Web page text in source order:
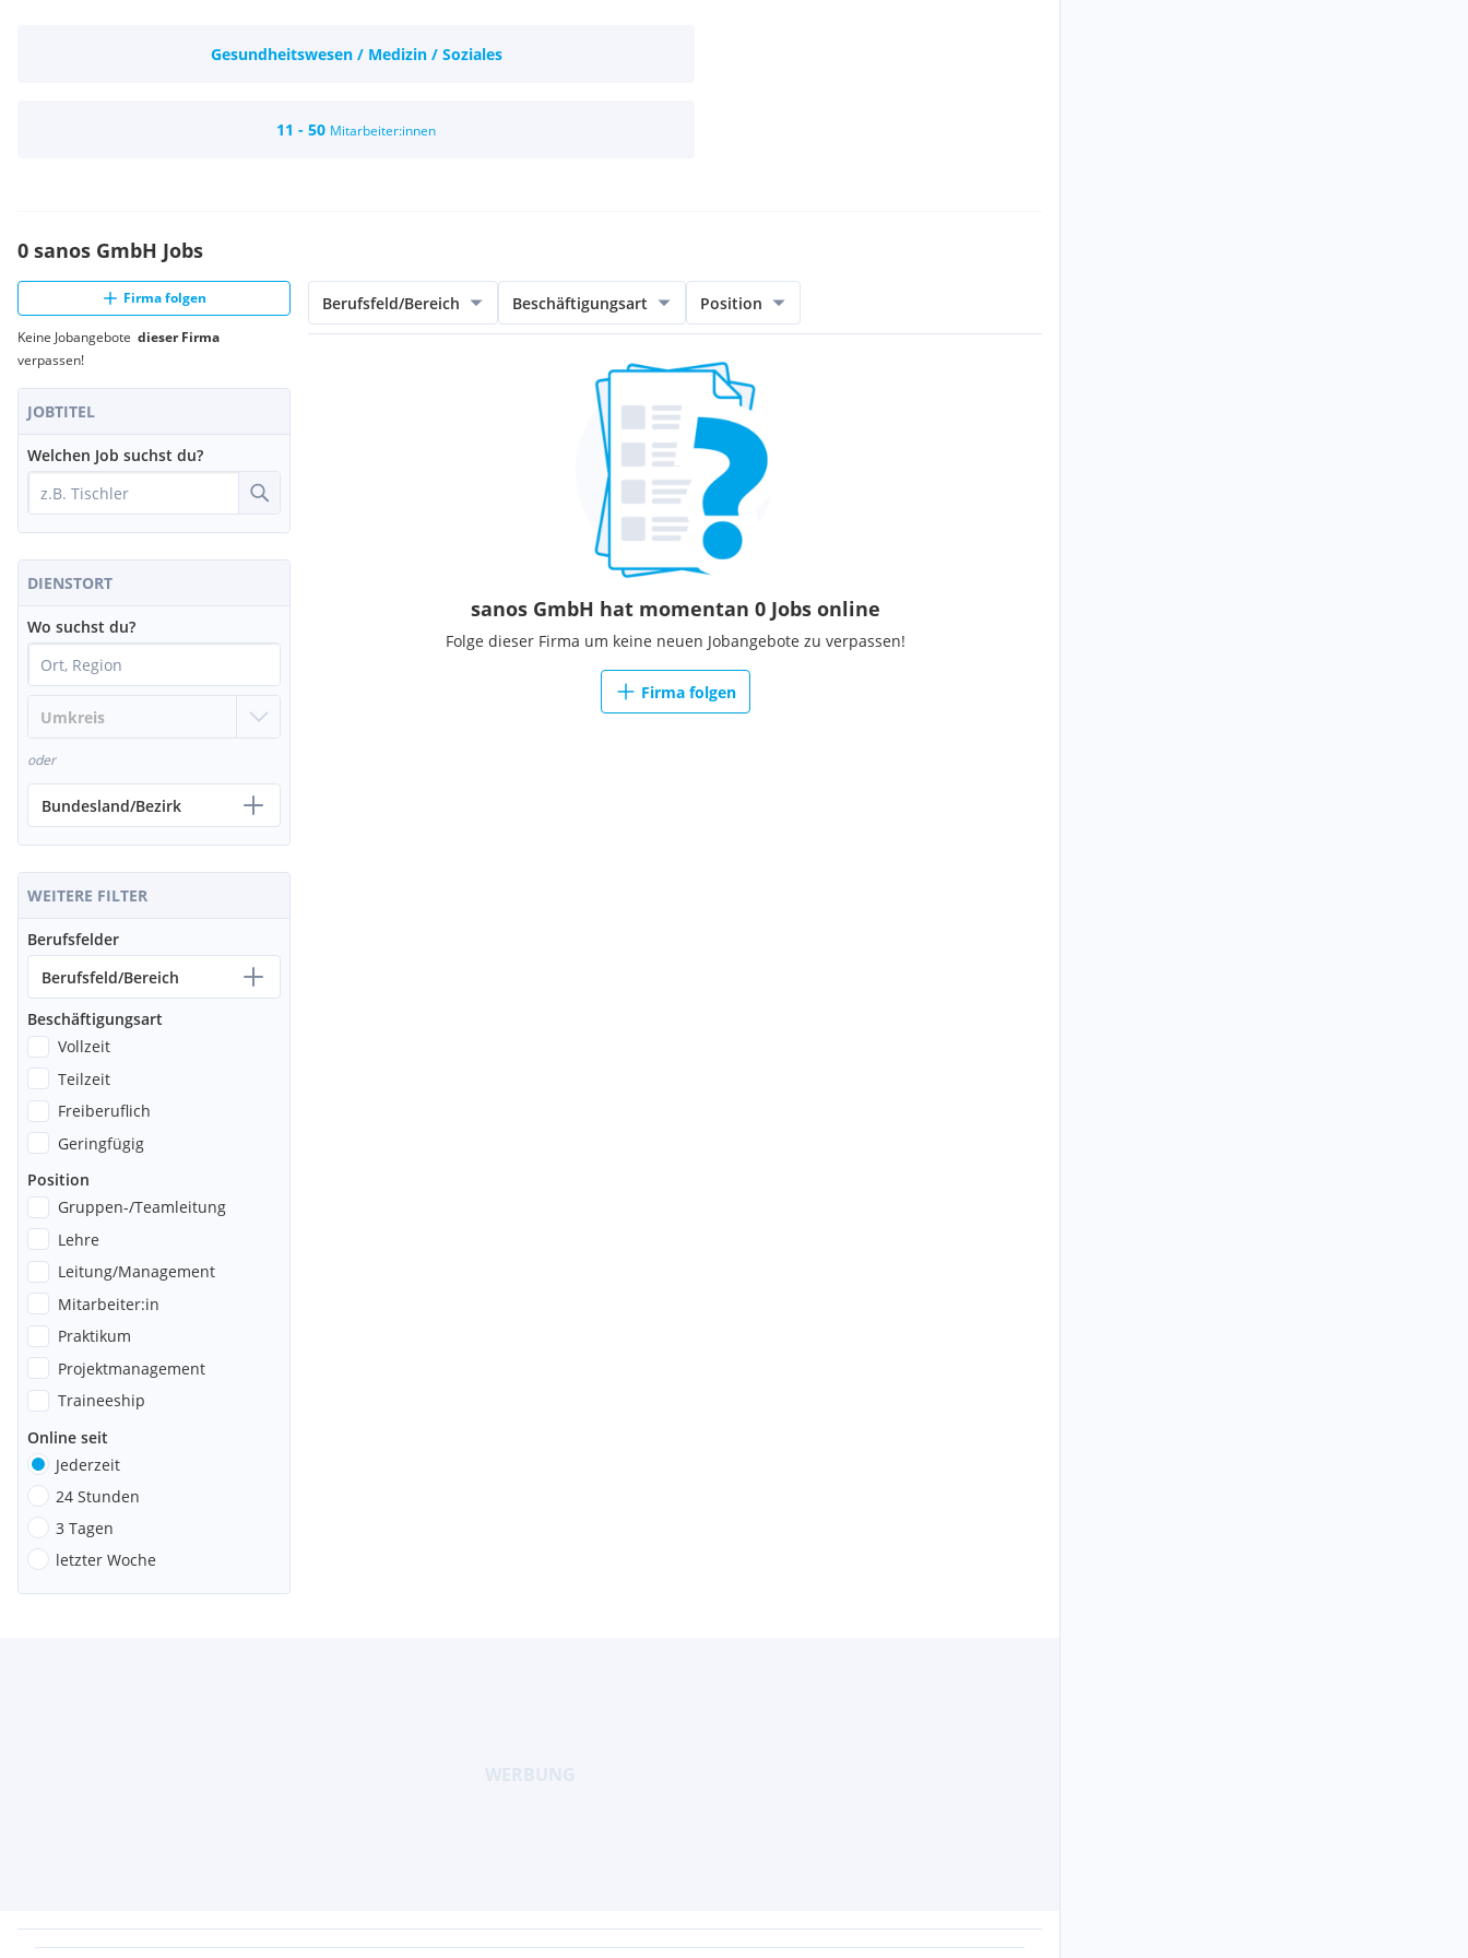
Gesundheitswesen / Medizin / Soziales
11 - 50 Mitarbeiter:innen
0 sanos GmbH Jobs
Firma folgen
Keine Jobangebote dieser Firma
verpassen!
JOBTITEL
Welchen Job suchst du?
DIENSTORT
Wo suchst du?
oder
Bundesland/Bezirk
WEITERE FILTER
Berufsfelder
Berufsfeld/Bereich
Beschäftigungsart
Vollzeit
Teilzeit
Freiberuflich
Geringfügig
Position
Gruppen-/Teamleitung
Lehre
Leitung/Management
Mitarbeiter:in
Praktikum
Projektmanagement
Traineeship
Online seit
Jederzeit
24 Stunden
3 Tagen
letzter Woche
Berufsfeld/Bereich Beschäftigungsart Position
sanos GmbH hat momentan 0 Jobs online
Folge dieser Firma um keine neuen Jobangebote zu verpassen!
Firma folgen